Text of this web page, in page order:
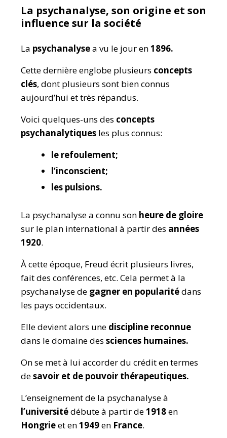
La psychanalyse, son origine et son
influence sur la société
La psychanalysea vu le jour en1896.
Cette dernière englobe plusieurs concepts
clés, dont plusieurs sont bien connus
aujourd’hui et très répandus.
Voici quelques-uns des concepts
psychanalytiques les plus connus:
le refoulement;
l’inconscient;
les pulsions.
La psychanalyse a connu son heure de gloire
sur le plan international à partir des années
1920.
À cette époque, Freud écrit plusieurs livres,
fait des conférences, etc. Cela permet à la
psychanalyse de gagner en popularitédans
les pays occidentaux.
Elle devient alors une discipline reconnue
dans le domainedes sciences humaines.
On se met à lui accorder du crédit en termes
desavoir et de pouvoir thérapeutiques.
L’enseignement de la psychanalyse à
l’universitédébute à partir de1918en
Hongrieet en1949en France.